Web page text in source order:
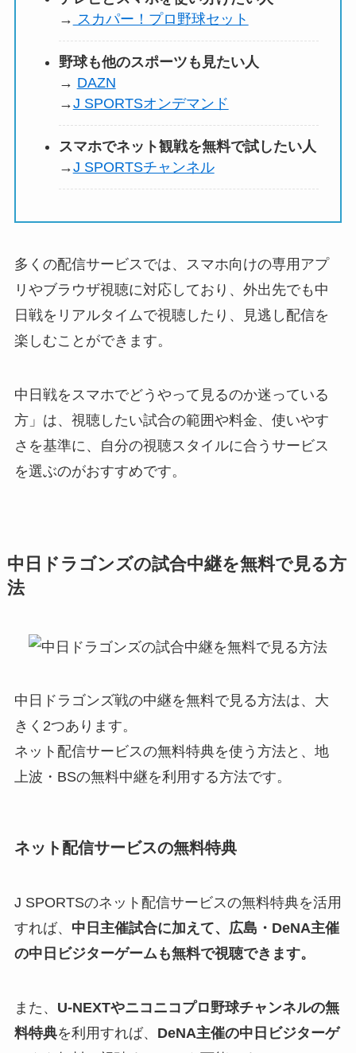
→ スカパー！プロ野球セット
野球も他のスポーツも見たい人
→ DAZN
→J SPORTSオンデマンド
スマホでネット観戦を無料で試したい人
→J SPORTSチャンネル
多くの配信サービスでは、スマホ向けの専用アプ
リやブラウザ視聴に対応しており、外出先でも中
日戦をリアルタイムで視聴したり、見逃し配信を
楽しむことができます。
中日戦をスマホでどうやって見るのか迷っている
方」は、視聴したい試合の範囲や料金、使いやす
さを基準に、自分の視聴スタイルに合うサービス
を選ぶのがおすすめです。
中日ドラゴンズの試合中継を無料で見る方
法
中日ドラゴンズ戦の中継を無料で見る方法は、大
きく2つあります。
ネット配信サービスの無料特典を使う方法と、地
上波・BSの無料中継を利用する方法です。
ネット配信サービスの無料特典
J SPORTSのネット配信サービスの無料特典を活用
すれば、 中日主催試合に加えて、広島・DeNA主催
の中日ビジターゲームも無料で視聴できます。
また、 U-NEXTやニコニコプロ野球チャンネルの無
料特典を利用すれば、 DeNA主催の中日ビジターゲ